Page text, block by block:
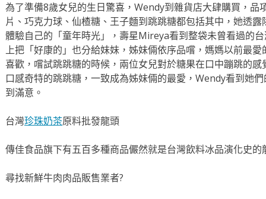
為了準備8歲女兒的生日驚喜，Wendy到雜貨店大肆購買，品
片、巧克力球、仙楂糖、王子麵到跳跳糖都包括其中，她透
體驗自己的「童年時光」，壽星Mireya看到整袋未曾看過的
上把「好康的」也分給妹妹，姊妹倆依序品嚐，媽媽以前最
喜歡，嚐試跳跳糖的時候，兩位女兒對於糖果在口中蹦跳的
口感奇特的跳跳糖，一致成為姊妹倆的最愛，Wendy看到她
到滿意。
台灣珍珠奶茶原料批發龍頭
傳佳食品旗下有五百多種商品儼然就是台灣飲料冰品演化史的
尋找新鮮牛肉肉品販售業者?